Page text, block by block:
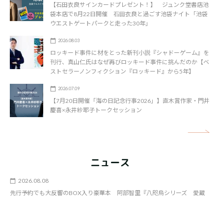
【石田衣良サインカードプレゼント！】 ジュンク堂書店池
袋本店で8月22日開催 石田衣良と過ごす池袋ナイト「池袋
ウエストゲートパークと走った30年」
2026.08.03
ロッキード事件に材をとった新刊小説『シャドーゲーム』を
刊行、真山仁氏はなぜ再びロッキード事件に挑んだのか【ベ
ストセラーノンフィクション『ロッキード』から5年】
2026.07.09
【7月20日開催「海の日記念行事2026」】直木賞作家・門井
慶喜×永井紗耶子トークセッション
ニュース
2026.08.08
先行予約でも大反響のBOX入り豪華本 阿部智里『八咫烏シリーズ 愛蔵